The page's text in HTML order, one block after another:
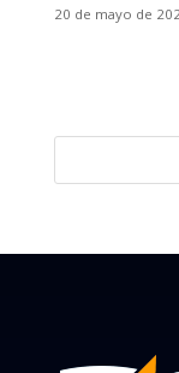
20 de mayo de